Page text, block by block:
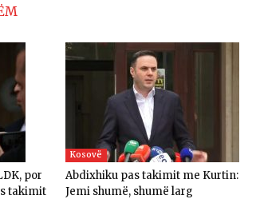
por
takimit
Kosovë
Abdixhiku pas takimit me Kurtin:
Jemi shumë, shumë larg